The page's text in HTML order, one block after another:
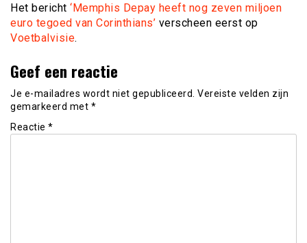
Het bericht ‘Memphis Depay heeft nog zeven miljoen
euro tegoed van Corinthians’ verscheen eerst op
Voetbalvisie.
Geef een reactie
Je e-mailadres wordt niet gepubliceerd. Vereiste velden zijn
gemarkeerd met *
Reactie *